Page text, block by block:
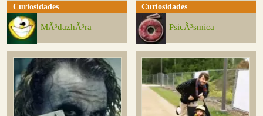
Curiosidades
MÃ³dazhÃ³ra
Curiosidades
PsicÃ³smica